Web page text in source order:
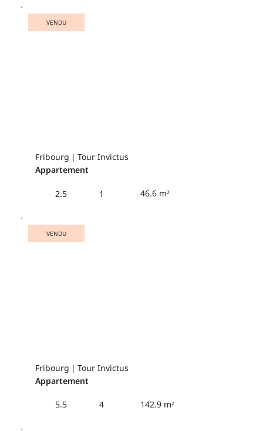
VENDU
Fribourg｜Tour Invictus
Appartement
2.5 1 46.6 m²
VENDU
Fribourg｜Tour Invictus
Appartement
5.5 4 142.9 m²